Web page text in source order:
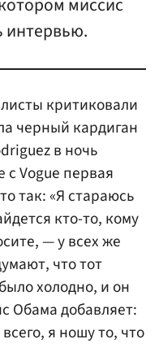
миссис
интервью.
критиковали
черный кардиган
в ночь
с Vogue первая
так: «Я стараюсь
кто-то, кому
— у всех же
что тот
холодно, и он
Обама добавляет:
я ношу то, что